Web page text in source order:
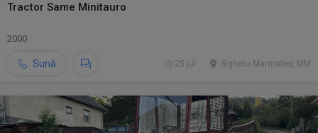
Tractor Same Minitauro
2000
Sună Sighetu Marmatiei, MM
25 jul.